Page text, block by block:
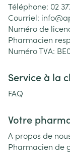
Téléphone: 02
Courriel: info@
Numéro de
Pharmacien
Numéro TVA:
Service à la
FAQ
Votre
A propos de
Pharmacien de